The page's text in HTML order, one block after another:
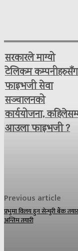
सरकारले माग्यो
टेलिकम कम्पनीहरुसँग
फाइभजी सेवा
सञ्चालनको
कार्ययोजना,
आउला फाइभजी ?
Previous article
प्रभुमा विलय हुन सेन्चुरी बैंक
अन्तिम तयारी